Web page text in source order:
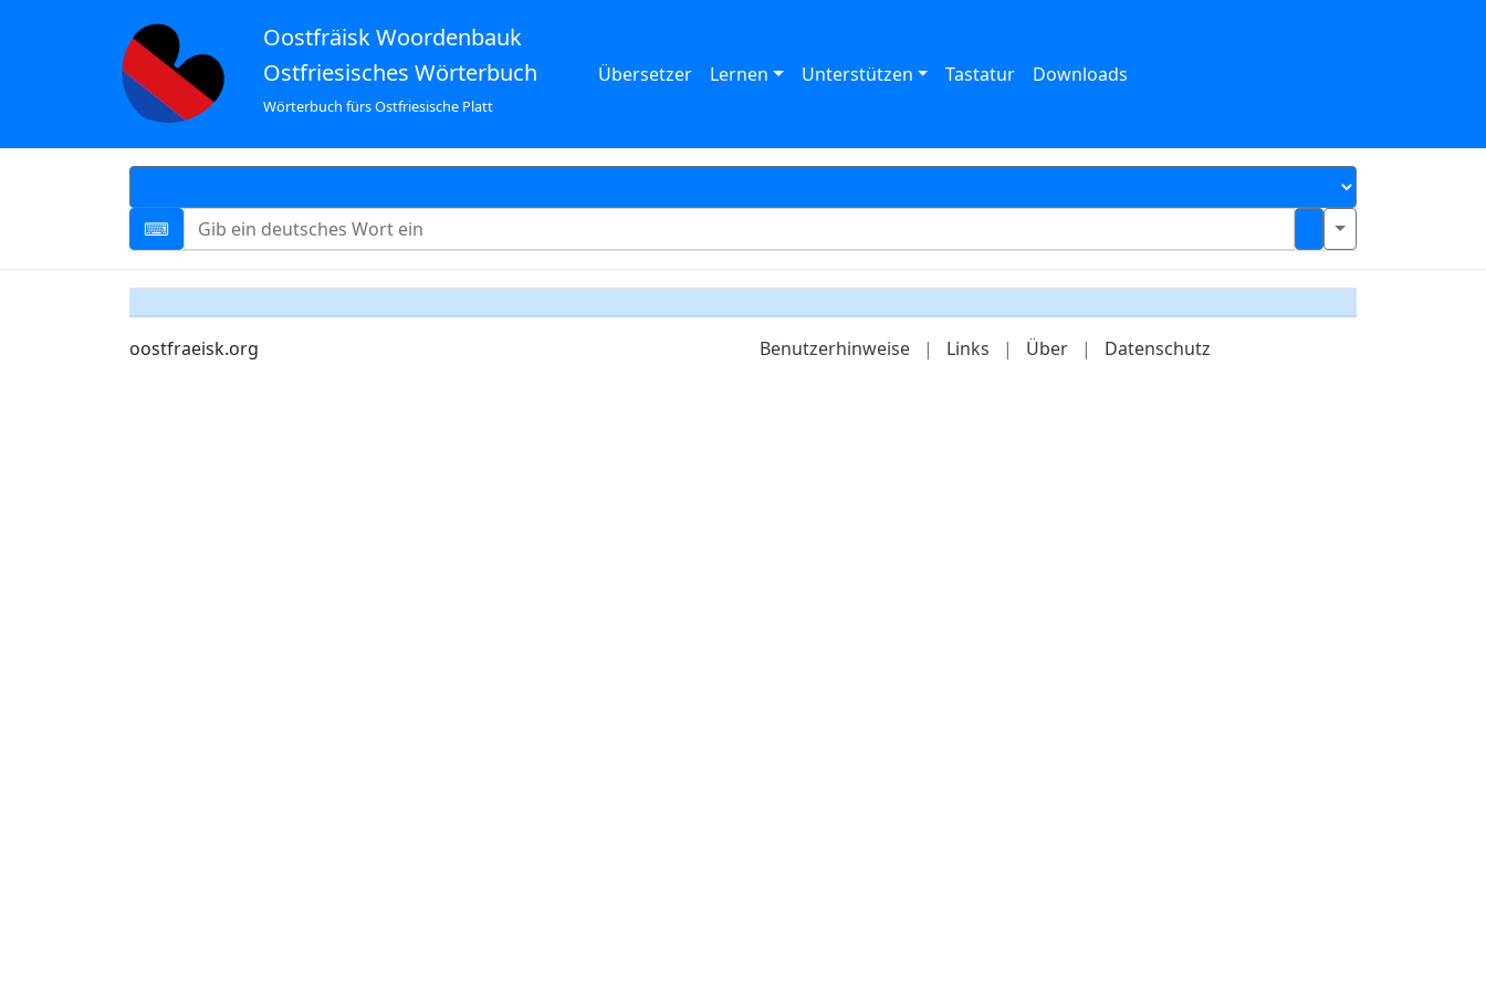
Oostfräisk Woordenbauk
Ostfriesisches Wörterbuch
Wörterbuch fürs Ostfriesische Platt
Übersetzer Lernen Unterstützen Tastatur Downloads
oostfraeisk.org Benutzerhinweise | Links | Über | Datenschutz